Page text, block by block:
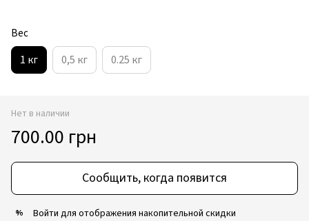
Вес
1 кг 0,5 кг 0.25 кг
Нет в наличии
700.00 грн
Сообщить, когда появится
% Войти для отображения накопительной скидки